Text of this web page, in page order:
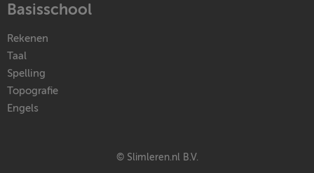
Basisschool
Rekenen
Taal
Spelling
Topografie
Engels
© Slimleren.nl B.V.